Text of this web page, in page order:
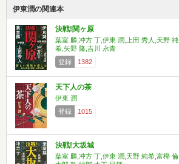
伊東潤の関連本
決戦!関ヶ原
葉室 麟,冲方 丁,伊東 潤,上田 秀人,天野 純
希,矢野 隆,吉川 永青
登録
1382
天下人の茶
伊東 潤
登録
1015
決戦!大坂城
葉室 麟,冲方 丁,伊東 潤,天野 純希,富樫 倫